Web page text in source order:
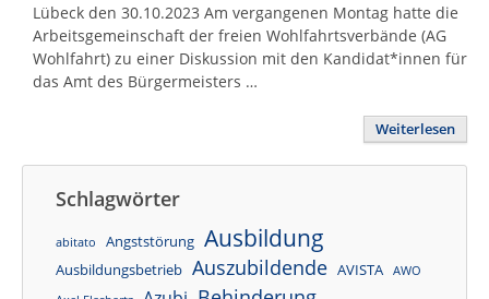
Lübeck den 30.10.2023 Am vergangenen Montag hatte die
Arbeitsgemeinschaft der freien Wohlfahrtsverbände (AG
Wohlfahrt) zu einer Diskussion mit den Kandidat*innen für
das Amt des Bürgermeisters …
Weiterlesen
Schlagwörter
abitato Angststörung Ausbildung
Ausbildungsbetrieb Auszubildende AVISTA
AWO